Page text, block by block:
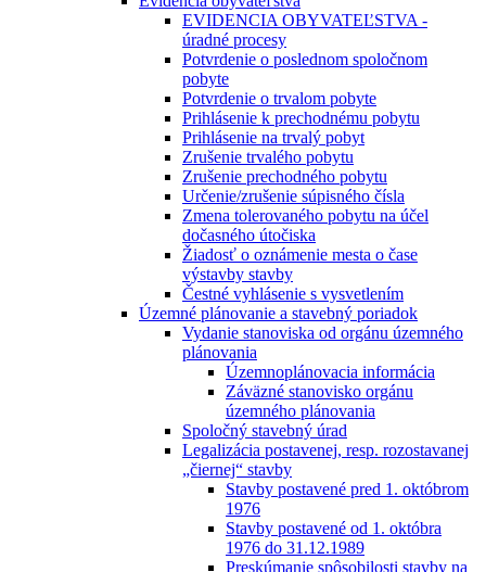
EVIDENCIA OBYVATEĽSTVA -
úradné procesy
Potvrdenie o poslednom spoločnom
pobyte
Potvrdenie o trvalom pobyte
Prihlásenie k prechodnému pobytu
Prihlásenie na trvalý pobyt
Zrušenie trvalého pobytu
Zrušenie prechodného pobytu
Určenie/zrušenie súpisného čísla
Zmena tolerovaného pobytu na účel
dočasného útočiska
Žiadosť o oznámenie mesta o čase
výstavby stavby
Čestné vyhlásenie s vysvetlením
Územné plánovanie a stavebný poriadok
Vydanie stanoviska od orgánu územného
plánovania
Územnoplánovacia informácia
Záväzné stanovisko orgánu
územného plánovania
Spoločný stavebný úrad
Legalizácia postavenej, resp. rozostavanej
„čiernej“ stavby
Stavby postavené pred 1. októbrom
1976
Stavby postavené od 1. októbra
1976 do 31.12.1989
Preskúmanie spôsobilosti stavby na